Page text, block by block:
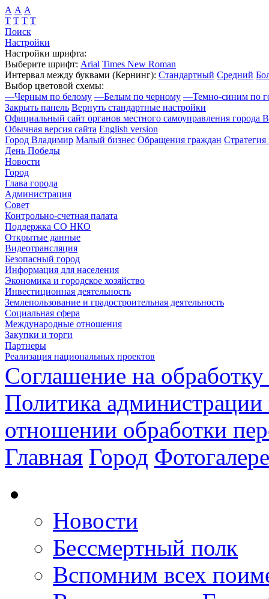
А А А
Т Т Т Т
Поиск
Настройки
Настройки шрифта:
Выберите шрифт: Arial Times New Roman
Интервал между буквами (Кернинг): Стандартный Средний
Выбор цветовой схемы:
—Черным по белому —Белым по черному —Темно-синим по
Закрыть панель Вернуть стандартные настройки
Официальный сайт органов местного самоуправления города
Обычная версия сайта English version
Город Владимир Малый бизнес Обращения граждан Стратегия
День Победы
Новости
Город
Глава города
Администрация
Совет
Контрольно-счетная палата
Поддержка СО НКО
Открытые данные
Видеотрансляция
Безопасный город
Информация для населения
Экономика и городское хозяйство
Инвестиционная деятельность
Землепользование и градостроительная деятельность
Социальная сфера
Международные отношения
Закупки и торги
Партнеры
Реализация национальных проектов
Соглашение на
Политика
отношении обработки
Главная Город
Новости
Бессмертный полк
Вспомним всех